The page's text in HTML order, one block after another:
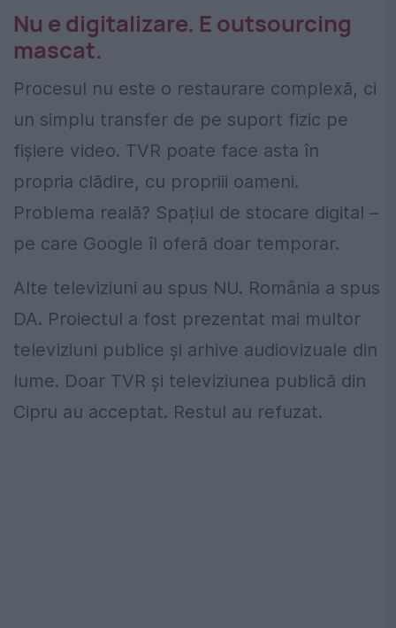
Nu e digitalizare. E outsourcing
mascat.
Procesul nu este o restaurare complexă, ci
un simplu transfer de pe suport fizic pe
fișiere video. TVR poate face asta în
propria clădire, cu propriii oameni.
Problema reală? Spațiul de stocare digital –
pe care Google îl oferă doar temporar.
Alte televiziuni au spus NU. România a spus
DA. Proiectul a fost prezentat mai multor
televiziuni publice și arhive audiovizuale din
lume. Doar TVR și televiziunea publică din
Cipru au acceptat. Restul au refuzat.